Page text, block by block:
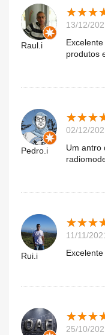
Raul.i
★★★
★★★
13/12/
produtos
Pedro.i
★★★
★★★
02/12/
Um antro
Rui.i
★★★
★★★
11/11/
★★★
★★★
25/10/